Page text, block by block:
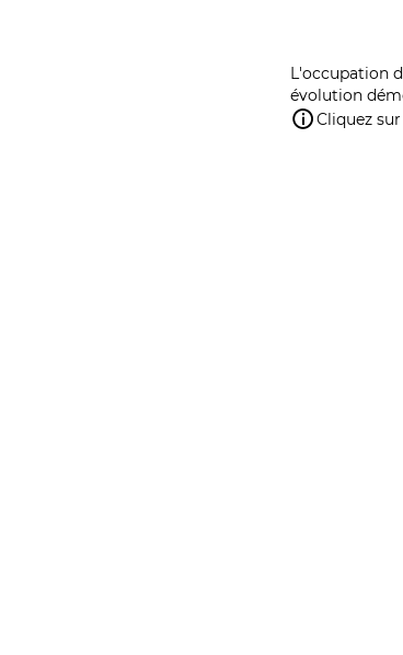
L'occupation
évolution
Cliquez